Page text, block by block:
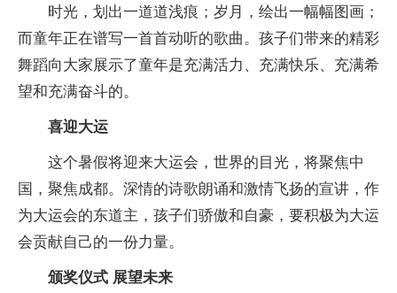
时光，划出一道道浅痕；岁月，绘出一幅幅图画；
而童年正在谱写一首首动听的歌曲。孩子们带来的精彩
舞蹈向大家展示了童年是充满活力、充满快乐、充满希
望和充满奋斗的。
喜迎大运
这个暑假将迎来大运会，世界的目光，将聚焦中
国，聚焦成都。深情的诗歌朗诵和激情飞扬的宣讲，作
为大运会的东道主，孩子们骄傲和自豪，要积极为大运
会贡献自己的一份力量。
颁奖仪式 展望未来